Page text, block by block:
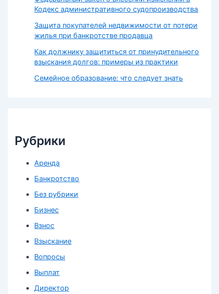
Кодекс административного судопроизводства
Защита покупателей недвижимости от потери
жилья при банкротстве продавца
Как должнику защититься от принудительного
взыскания долгов: примеры из практики
Семейное образование: что следует знать
Рубрики
Аренда
Банкротство
Без рубрики
Бизнес
Взнос
Взыскание
Вопросы
Выплат
Директор